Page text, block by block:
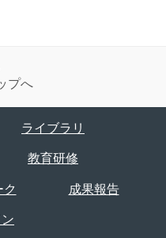
プへ
ライブラリ
教育研修
成果報告